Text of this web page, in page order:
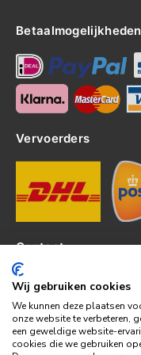
Betaalmogelijkheden
Vervoerders
Contact
Kerkhof 8, 4301EP
tel: 0111-820382
info@topledshop.nl
KVK: 34380695
Wij gebruiken cookies
We kunnen deze plaatsen
onze website te verbeteren,
een geweldige website-
cookies die we gebruiken